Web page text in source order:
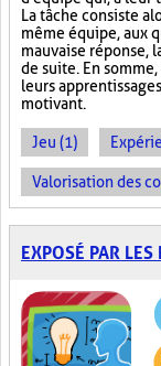
La tâche consiste
même équipe, aux
mauvaise réponse,
de suite. En somme,
leurs
motivant.
Jeu (1)
Valorisation des
EXPOSÉ PAR LES